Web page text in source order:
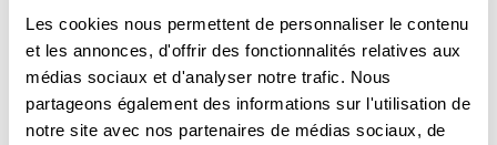
Les cookies nous permettent de personnaliser le contenu
et les annonces, d'offrir des fonctionnalités relatives aux
médias sociaux et d'analyser notre trafic. Nous
partageons également des informations sur l'utilisation de
notre site avec nos partenaires de médias sociaux, de
Pour les voir, veuillez changer vos
préférences.
CHANGER MES PRÉFÉRENCES